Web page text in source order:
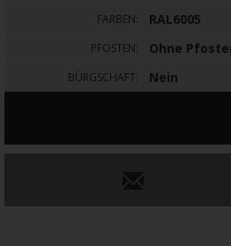
FARBEN: RAL6005
PFOSTEN: Ohne
BÜRGSCHAFT: Nein